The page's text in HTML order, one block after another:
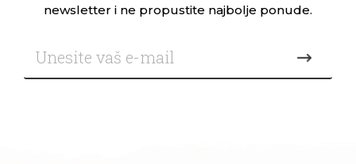
newsletter i ne propustite najbolje ponude.